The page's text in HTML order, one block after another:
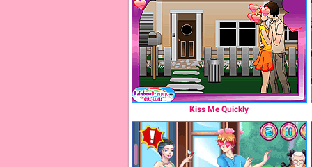
Kiss Me Quickly